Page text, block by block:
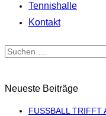
Tennishalle
Kontakt
Suchen
nach:
Neueste Beiträge
FUSSBALL TRIFFT